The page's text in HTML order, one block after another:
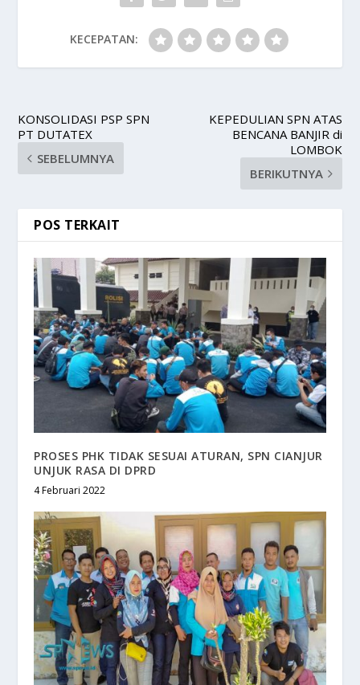
KECEPATAN:
KONSOLIDASI PSP SPN
PT DUTATEX
SEBELUMNYA
KEPEDULIAN SPN ATAS
BENCANA BANJIR di
LOMBOK
BERIKUTNYA
POS TERKAIT
PROSES PHK TIDAK SESUAI ATURAN, SPN CIANJUR
UNJUK RASA DI DPRD
4 Februari 2022